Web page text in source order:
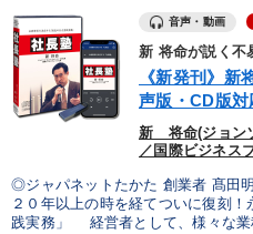
老舗企業 MBA IT・デジ
健康・ウェルビーイング 異
※「更新」を押すと「カテゴリー」「目的別
local_offer タグから探す
音声・動画
新 将命が説く不
《新発刊》新
声版・CD版対
新 将命(ジョン
／国際ビジネス
◎ジャパネットたかた 創業者 髙田
２０年以上の時を経てついに復刻
践実務」 経営者として、様々な業